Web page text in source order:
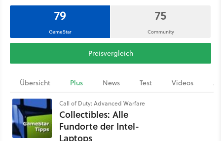
79
GameStar
75
Community
Preisvergleich
Übersicht Plus News Test Videos
Call of Duty: Advanced Warfare
Collectibles: Alle
Fundorte der Intel-
Laptops